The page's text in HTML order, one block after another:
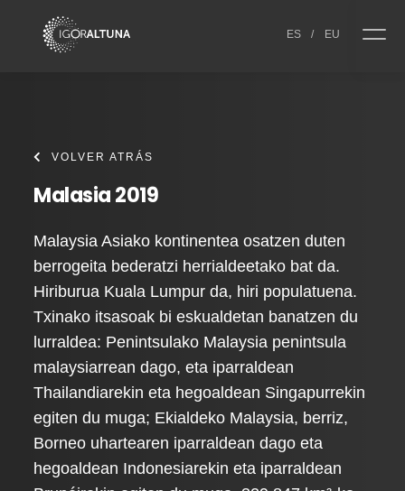
ES / EU
VOLVER ATRÁS
Malasia 2019
Malaysia Asiako kontinentea osatzen duten
berrogeita bederatzi herrialdeetako bat da.
Hiriburua Kuala Lumpur da, hiri populatuena.
Txinako itsasoak bi eskualdetan banatzen du
lurraldea: Penintsulako Malaysia penintsula
malaysiarrean dago, eta iparraldean
Thailandiarekin eta hegoaldean Singapurrekin
egiten du muga; Ekialdeko Malaysia, berriz,
Borneo uhartearen iparraldean dago eta
hegoaldean Indonesiarekin eta iparraldean